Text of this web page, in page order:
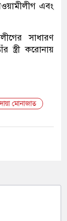
এবং
সাধারণ
করোনায়
মোনাজাত